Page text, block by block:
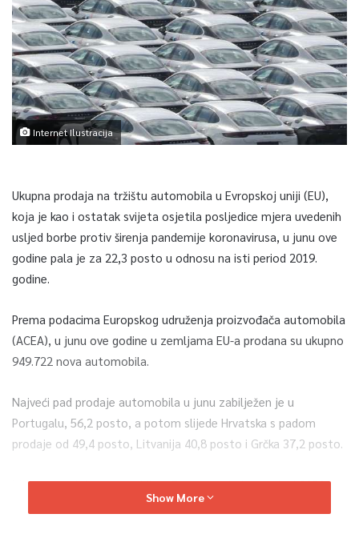
Internet Ilustracija
Ukupna prodaja na tržištu automobila u Evropskoj uniji (EU),
koja je kao i ostatak svijeta osjetila posljedice mjera uvedenih
usljed borbe protiv širenja pandemije koronavirusa, u junu ove
godine pala je za 22,3 posto u odnosu na isti period 2019.
godine.
Prema podacima Europskog udruženja proizvođača automobila
(ACEA), u junu ove godine u zemljama EU-a prodana su ukupno
949.722 nova automobila.
Najveći pad prodaje automobila u junu zabilježen je u
Portugalu, 56,2 posto, a potom slijede Hrvatska s padom
prodaje od 49,4 posto, Litvanija 40,8 posto i Grčka 37,2 posto.
Ukupna prodaja automobila u EU u periodu januar-juni 2020.
godine pala je za 38,1 posto u odnosu na isti period prošle
Show More